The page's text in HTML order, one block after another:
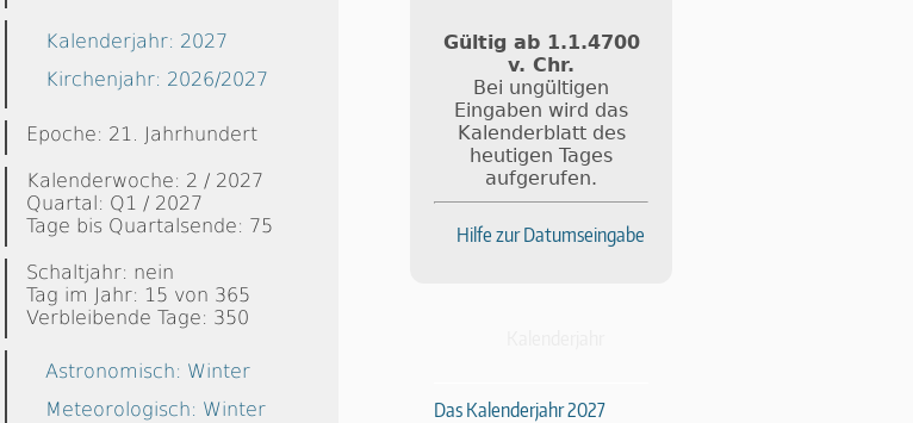
Kalenderjahr: 2027
Kirchenjahr: 2026/2027
Epoche: 21. Jahrhundert
Kalenderwoche: 2 / 2027
Quartal: Q1 / 2027
Tage bis Quartalsende: 75
Schaltjahr: nein
Tag im Jahr: 15 von 365
Verbleibende Tage: 350
Astronomisch: Winter
Meteorologisch: Winter
Gültig ab 1.1.4700
v. Chr.
Bei ungültigen
Eingaben wird das
Kalenderblatt des
heutigen Tages
aufgerufen.
Hilfe zur Datumseingabe
Das Kalenderjahr 2027